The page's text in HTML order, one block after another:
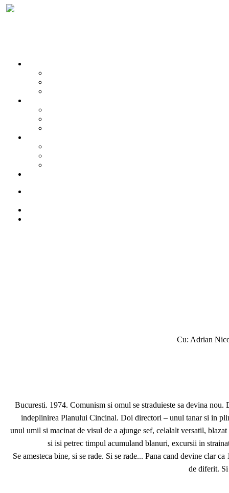
Cu: Adrian
Bucuresti. 1974. Comunism si omul se straduieste sa devina
indeplinirea Planului Cincinal. Doi directori – unul tanar si in
unul umil si macinat de visul de a ajunge sef, celalalt versatil,
si isi petrec timpul acumuland blanuri, excursii in
Se amesteca bine, si se rade. Si se rade... Pana cand devine clar
de diferit. Si